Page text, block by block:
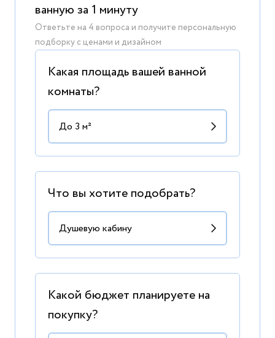
ванную за 1 минуту
Ответьте на 4 вопроса и получите персональную
подборку с ценами и дизайном
Какая площадь вашей ванной
комнаты?
Что вы хотите подобрать?
Какой бюджет планируете на
покупку?